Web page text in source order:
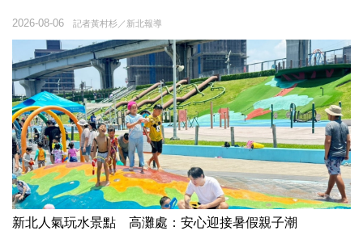
記者黃村杉／新北報導
2026-08-06
新北人氣玩水景點 高灘處：安心迎接暑假親子潮